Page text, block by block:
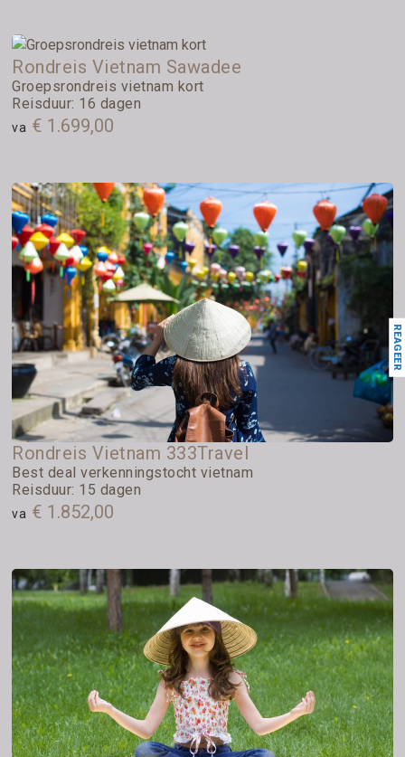
Rondreis Vietnam Sawadee
Groepsrondreis vietnam kort
Reisduur: 16 dagen
va € 1.699,00
Rondreis Vietnam 333Travel
Best deal verkenningstocht vietnam
Reisduur: 15 dagen
va € 1.852,00
REAGEER